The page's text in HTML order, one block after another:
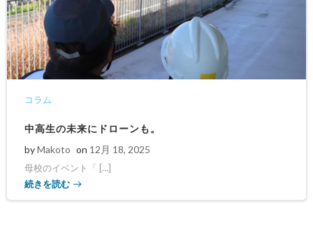
コラム
中高生の未来にドローンも。
byMakoto on 12月 18, 2025
母校のイベント「 […]
続きを読む